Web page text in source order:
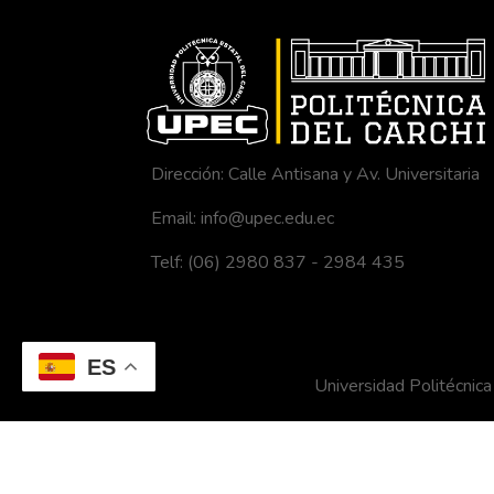
ES
Dirección: Calle Antisana y Av. Universitaria
Email: info@upec.edu.ec
Telf: (06) 2980 837 - 2984 435
Universidad